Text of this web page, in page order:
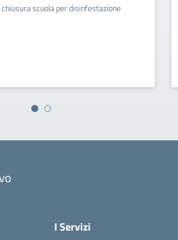
chiusura scuola per disinfestazione
della scuola
I Servizi